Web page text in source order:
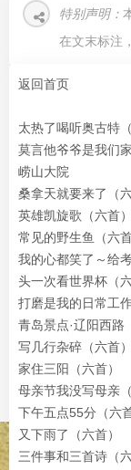
特别声明：
在文末标注
返回首页
太热了喝听奥古特
莫言他爷爷是我们
崂山大院
桑拿天就要来了
（
英雄凯旋歌 （六首）
常见的野生鱼（六首
我的心都笑了～给
头一次看世界杯（六
打磨是我的日常工
青岛景点·辽阳西路
写几行杂碎 （六首）
家住三阳（六首）
母亲节我没写母亲（
下午五点55分 （六
又下雨了（六首）
三件事和三首诗 （